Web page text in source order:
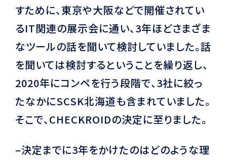
すために、東京や大阪などで開催されてい
るIT関連の展示会に通い、3年ほどさまざま
なツールの話を聞いて検討していました。話
を聞いては検討するということを繰り返し、
2020年にコンペを行う段階で、3社に絞っ
たなかにSCSK北海道も含まれていました。
そこで、CHECKROIDの決定に至りました。
–決定までに3年をかけたのはどのような理